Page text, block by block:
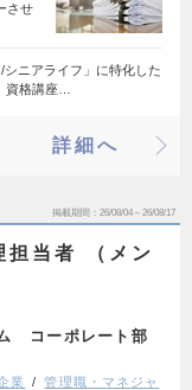
させ
シニアライフ」に特化した
資格講座…
詳細へ
掲載期間 26/08/04～26/08/17
当者 （メン
コーポレート部
業
管理職・マネジャ